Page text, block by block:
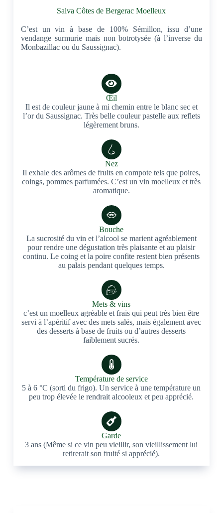
Salva Côtes de Bergerac Moelleux
C’est un vin à base de 100% Sémillon, issu d’une
vendange surmurie mais non botrotysée (à l’inverse du
Monbazillac ou du Saussignac).
Œil
Il est de couleur jaune à mi chemin entre le blanc sec et
l’or du Saussignac. Très belle couleur pastelle aux reflets
légèrement bruns.
Nez
Il exhale des arômes de fruits en compote tels que poires,
coings, pommes parfumées. C’est un vin moelleux et très
aromatique.
Bouche
La sucrosité du vin et l’alcool se marient agréablement
pour rendre une dégustation très plaisante et au plaisir
continu. Le coing et la poire confite restent bien présents
au palais pendant quelques temps.
Mets & vins
c’est un moelleux agréable et frais qui peut très bien être
servi à l’apéritif avec des mets salés, mais également avec
des desserts à base de fruits ou d’autres desserts
faiblement sucrés.
Température de service
5 à 6 °C (sorti du frigo). Un service à une température un
peu trop élevée le rendrait alcooleux et peu apprécié.
Garde
3 ans (Même si ce vin peu vieillir, son vieillissement lui
retirerait son fruité si apprécié).